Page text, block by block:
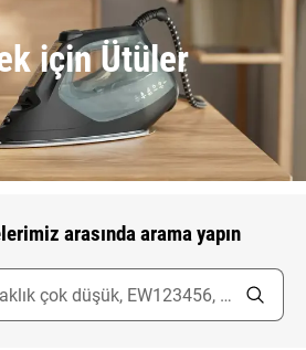
için Ütüler
arasında arama yapın